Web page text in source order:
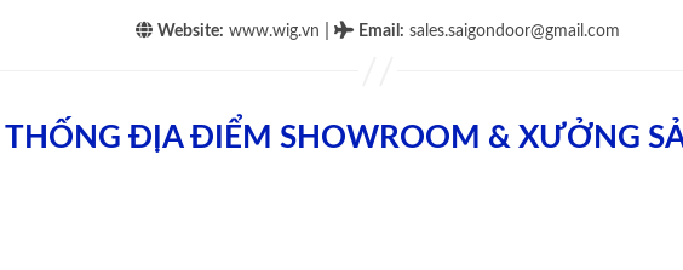
Website: www.wig.vn Email : sales.saigondoor@gmail.com
THỐNG ĐỊA ĐIỂM SHOWROOM & XƯỞNG